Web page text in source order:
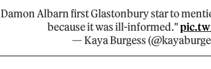
Damon Albarn first Glastonbury star to
because it was ill-informed."
— Kaya Burgess